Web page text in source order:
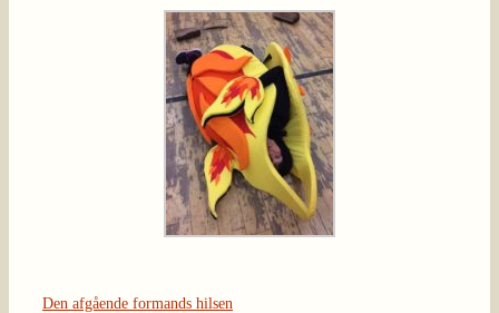
Den afgående formands hilsen